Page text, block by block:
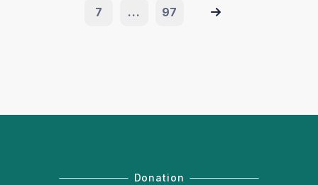
7 ... 97
Donation